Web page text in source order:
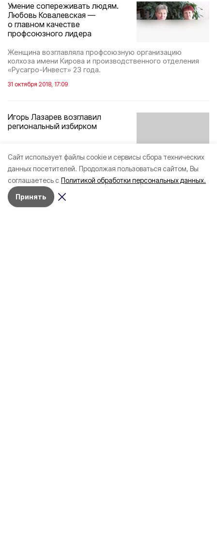
Cайт использует файлы cookie и сервисы сбора технических
данных посетителей. Продолжая пользоваться сайтом, Вы
соглашаетесь с Политикой обработки персональных данных.
Принять
Умение сопереживать людям.
Любовь Ковалевская —
о главном качестве
профсоюзного лидера
Женщина возглавляла профсоюзную организацию
колхоза имени Кирова и производственного отделения
«Русагро-Инвест» 23 года.
31 октября 2018, 17:09
Игорь Лазарев возглавил
региональный избирком
Его кандидатуру единогласно поддержали все 13 членов
комиссии с правом решающего голоса.
18 мая 2018, 17:10